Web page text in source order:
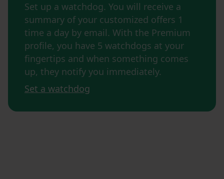
Set up a watchdog. You will receive a
summary of your customized offers 1
time a day by email. With the Premium
profile, you have 5 watchdogs at your
fingertips and when something comes
up, they notify you immediately.
Set a watchdog